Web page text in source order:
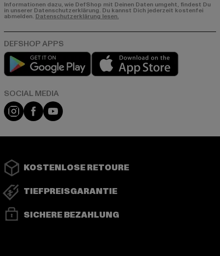
Informationen dazu, wie DefShop mit Deinen Daten umgeht, findest Du
in unserer Datenschutzerklärung. Du kannst Dich jederzeit kostenfei
abmelden. Datenschutzerklärung lesen.
Play market
Instagram
FacebookYouTube
KOSTENLOSE RETOURE
TIEFPREISGARANTIE
SICHERE BEZAHLUNG